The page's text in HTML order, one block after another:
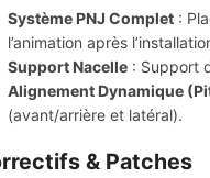
Système PNJ Complet :
l’animation après
Support Nacelle : Support
Alignement Dynamique
(avant/arrière et latéral).
& Patches